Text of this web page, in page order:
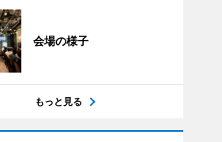
会場の様子
もっと見る